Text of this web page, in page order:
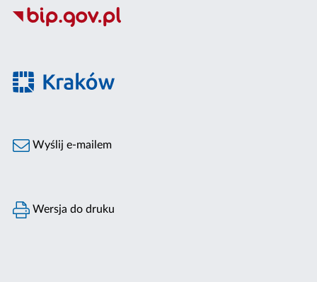
Wyślij e-mailem
Wersja do druku